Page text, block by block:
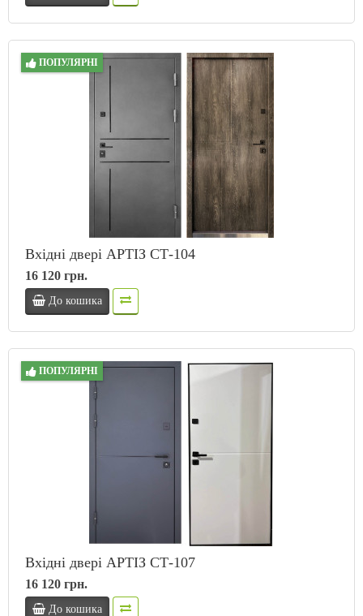
ПОПУЛЯРНІ
Вхідні двері АРТІЗ СТ-104
16 120 грн.
До кошика
ПОПУЛЯРНІ
Вхідні двері АРТІЗ СТ-107
16 120 грн.
До кошика